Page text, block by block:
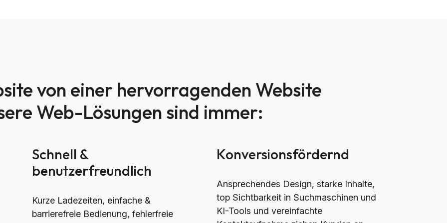
von einer hervorragenden Website
Web-Lösungen sind immer:
Schnell &
benutzerfreundlich
Kurze Ladezeiten, einfache &
barrierefreie Bedienung, fehlerfreie
Konversionsfördernd
Ansprechendes Design, starke Inhalte,
top Sichtbarkeit in Suchmaschinen und
KI-Tools und vereinfachte